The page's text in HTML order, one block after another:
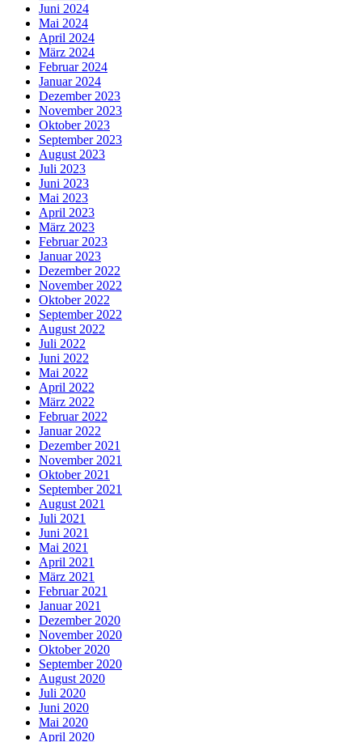
Juni 2024
Mai 2024
April 2024
März 2024
Februar 2024
Januar 2024
Dezember 2023
November 2023
Oktober 2023
September 2023
August 2023
Juli 2023
Juni 2023
Mai 2023
April 2023
März 2023
Februar 2023
Januar 2023
Dezember 2022
November 2022
Oktober 2022
September 2022
August 2022
Juli 2022
Juni 2022
Mai 2022
April 2022
März 2022
Februar 2022
Januar 2022
Dezember 2021
November 2021
Oktober 2021
September 2021
August 2021
Juli 2021
Juni 2021
Mai 2021
April 2021
März 2021
Februar 2021
Januar 2021
Dezember 2020
November 2020
Oktober 2020
September 2020
August 2020
Juli 2020
Juni 2020
Mai 2020
April 2020